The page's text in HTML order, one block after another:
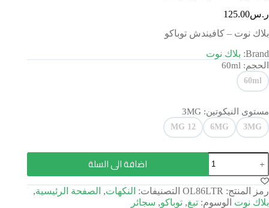
ر.س125.00
بلاك نوت – كافيندش توباكو
Brand: بلاك نوت
الحجم: 60ml
60ml
مستوى النيكوتين: 3MG
3MG
6MG
12 MG
اضافة الى السلة
رمز المنتج: OL86LTR التصنيفات: النكهات, الصفحة الرئيسية,
بلاك نوت الوسوم: تبغ, توباكو, سجائر